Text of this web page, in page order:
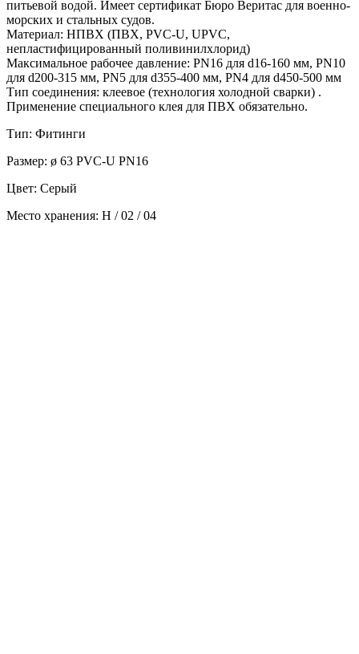
питьевой водой. Имеет сертификат Бюро Веритас для военно-
морских и стальных судов.
Материал: НПВХ (ПВХ, PVC-U, UPVC,
непластифицированный поливинилхлорид)
Максимальное рабочее давление: PN16 для d16-160 мм, PN10
для d200-315 мм, PN5 для d355-400 мм, PN4 для d450-500 мм
Тип соединения: клеевое (технология холодной сварки) .
Применение специального клея для ПВХ обязательно.
Тип: Фитинги
Размер: ø 63 PVC-U PN16
Цвет: Серый
Место хранения: H / 02 / 04